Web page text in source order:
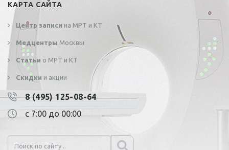
КАРТА САЙТА
Центр записи на МРТ и КТ
Медцентры Москвы
Статьи о МРТ и КТ
Скидки и акции
8 (495) 125-08-64
с 7:00 до 00:00